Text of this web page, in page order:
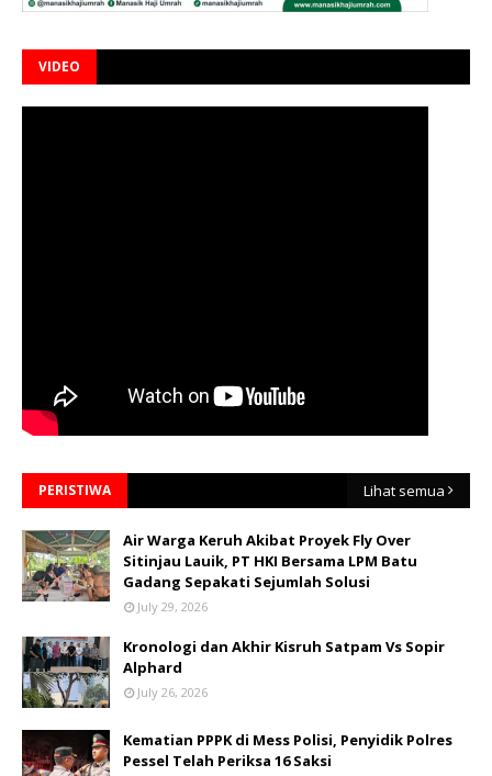
VIDEO
PERISTIWA Lihat semua
Air Warga Keruh Akibat Proyek Fly Over
Sitinjau Lauik, PT HKI Bersama LPM Batu
Gadang Sepakati Sejumlah Solusi
July 29, 2026
Kronologi dan Akhir Kisruh Satpam Vs Sopir
Alphard
July 26, 2026
Kematian PPPK di Mess Polisi, Penyidik Polres
Pessel Telah Periksa 16 Saksi